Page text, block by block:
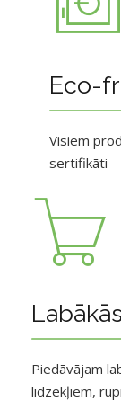
Eco-
Visiem
sertifikāti
Piedāvājam
līdzekļiem,